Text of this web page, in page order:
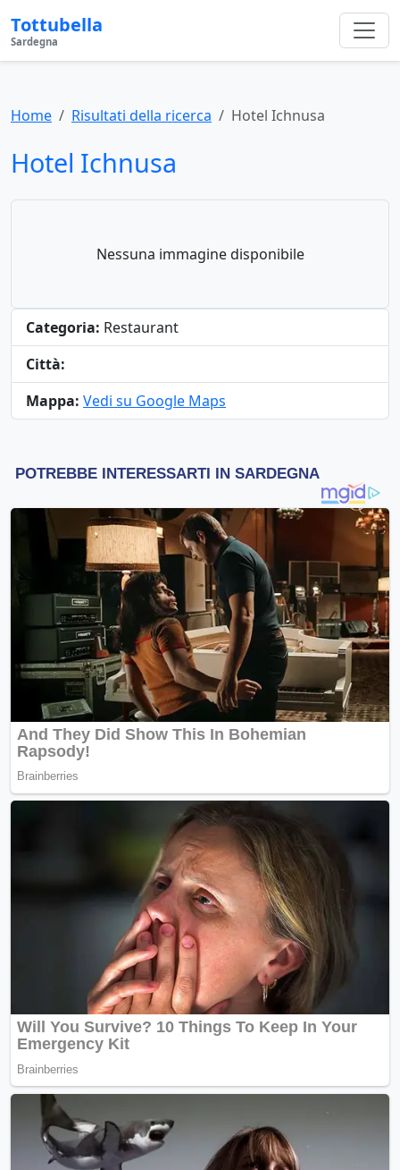
Tottubella
Sardegna
Home Risultati della ricerca Hotel Ichnusa
Hotel Ichnusa
Nessuna immagine disponibile
Categoria: Restaurant
Città:
Mappa: Vedi su Google Maps